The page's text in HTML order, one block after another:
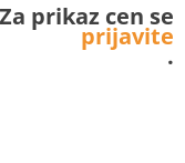
Za prikaz cen se
prijavite
.